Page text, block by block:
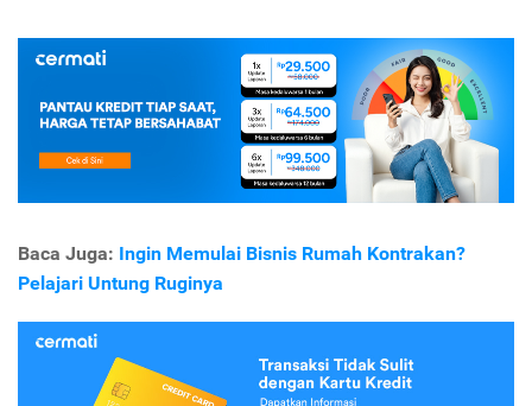
Baca Juga: Ingin Memulai Bisnis Rumah Kontrakan?
Pelajari Untung Ruginya